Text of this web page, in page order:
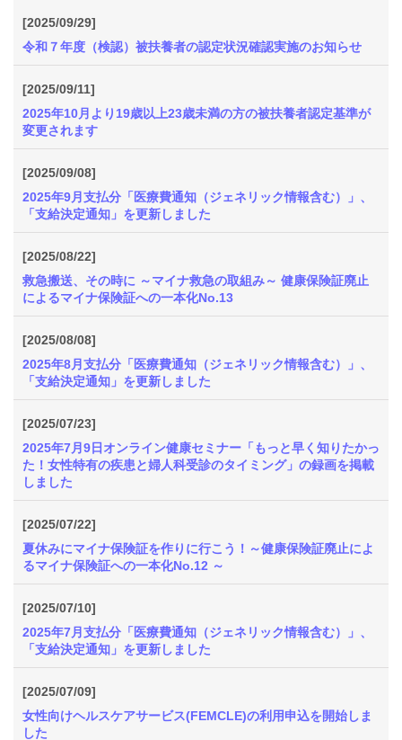
[2025/09/29]
令和７年度（検認）被扶養者の認定状況確認実施のお知らせ
[2025/09/11]
2025年10月より19歳以上23歳未満の方の被扶養者認定基準が
変更されます
[2025/09/08]
2025年9月支払分「医療費通知（ジェネリック情報含む）」、
「支給決定通知」を更新しました
[2025/08/22]
救急搬送、その時に ～マイナ救急の取組み～ 健康保険証廃止
によるマイナ保険証への一本化No.13
[2025/08/08]
2025年8月支払分「医療費通知（ジェネリック情報含む）」、
「支給決定通知」を更新しました
[2025/07/23]
2025年7月9日オンライン健康セミナー「もっと早く知りたかっ
た！女性特有の疾患と婦人科受診のタイミング」の録画を掲載
しました
[2025/07/22]
夏休みにマイナ保険証を作りに行こう！～健康保険証廃止によ
るマイナ保険証への一本化No.12 ～
[2025/07/10]
2025年7月支払分「医療費通知（ジェネリック情報含む）」、
「支給決定通知」を更新しました
[2025/07/09]
女性向けヘルスケアサービス(FEMCLE)の利用申込を開始しま
した